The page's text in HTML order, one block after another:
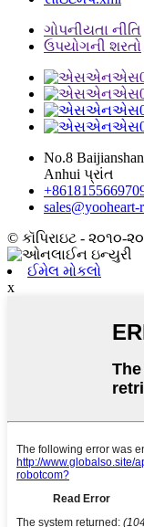
ગોપનીયતા નીતિ
ઉપયોગની શરતો
No.8
Anhui પ્રાંત
© કૉપિરાઇટ - ૨૦૧૦-
ઈમેલ મોકલો
x